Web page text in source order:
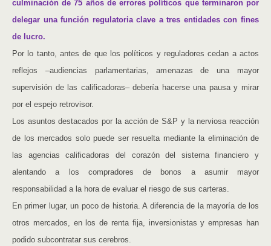
culminación de 75 años de errores políticos que terminaron por
delegar una función regulatoria clave a tres entidades con fines
de lucro.
Por lo tanto, antes de que los políticos y reguladores cedan a actos
reflejos –audiencias parlamentarias, amenazas de una mayor
supervisión de las calificadoras– debería hacerse una pausa y mirar
por el espejo retrovisor.
Los asuntos destacados por la acción de S&P y la nerviosa reacción
de los mercados solo puede ser resuelta mediante la eliminación de
las agencias calificadoras del corazón del sistema financiero y
alentando a los compradores de bonos a asumir mayor
responsabilidad a la hora de evaluar el riesgo de sus carteras.
En primer lugar, un poco de historia. A diferencia de la mayoría de los
otros mercados, en los de renta fija, inversionistas y empresas han
podido subcontratar sus cerebros.